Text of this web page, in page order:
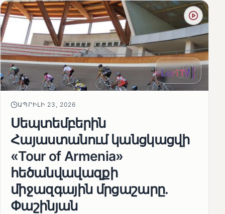
ԱՊՐԻԼԻ 23, 2026
Սեպտեմբերին
Հայաստանում կանցկացվի
«Tour of Armenia»
հեծանվավազքի
միջազգային մրցաշարը.
Փաշինյան